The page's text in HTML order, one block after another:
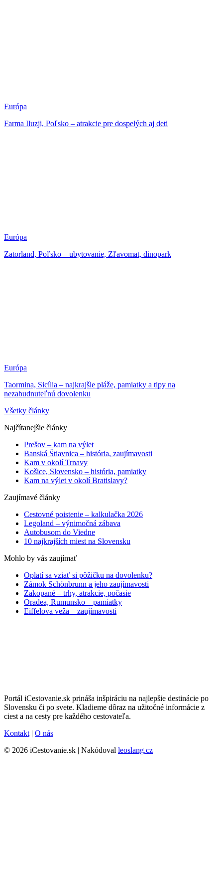
Európa
Farma Iluzji, Poľsko – atrakcie pre dospelých aj deti
Európa
Zatorland, Poľsko – ubytovanie, Zľavomat, dinopark
Európa
Taormina, Sicília – najkrajšie pláže, pamiatky a tipy na
nezabudnuteľnú dovolenku
Všetky články
Najčítanejšie články
Prešov – kam na výlet
Banská Štiavnica – história, zaujímavosti
Kam v okolí Trnavy
Košice, Slovensko – história, pamiatky
Kam na výlet v okolí Bratislavy?
Zaujímavé články
Cestovné poistenie – kalkulačka 2026
Legoland – výnimočná zábava
Autobusom do Viedne
10 najkrajších miest na Slovensku
Mohlo by vás zaujímať
Oplatí sa vziať si pôžičku na dovolenku?
Zámok Schönbrunn a jeho zaujímavosti
Zakopané – trhy, atrakcie, počasie
Oradea, Rumunsko – pamiatky
Eiffelova veža – zaujímavosti
Portál iCestovanie.sk prináša inšpiráciu na najlepšie destinácie po
Slovensku či po svete. Kladieme dôraz na užitočné informácie z
ciest a na cesty pre každého cestovateľa.
Kontakt | O nás
© 2026 iCestovanie.sk | Nakódoval leoslang.cz